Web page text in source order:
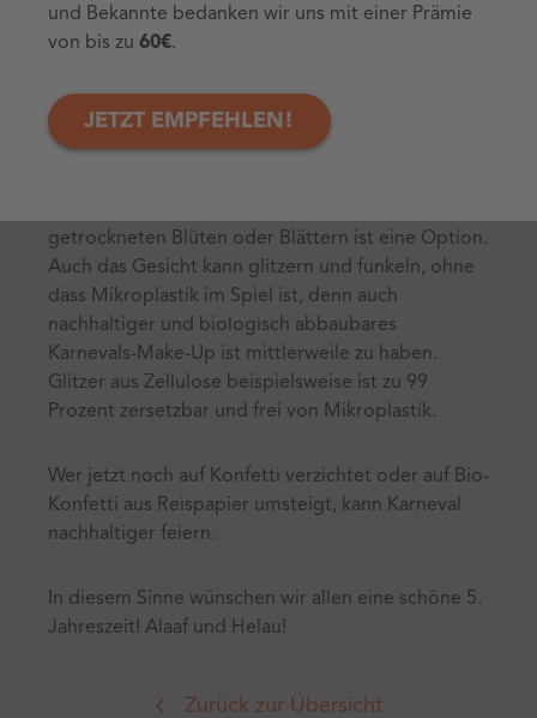
Pfandbecher gibt es schon.
Auch in punkto Konfetti gibt es Alternativen zur
Müllvermeidung, zum Beispiel als Saatgutkonfetti.
Es ist bunt, kompostierbar und enthält im Idealfall
getrockneten Blüten oder Blättern ist eine Option.
Auch das Gesicht kann glitzern und funkeln, ohne
dass Mikroplastik im Spiel ist, denn auch
nachhaltiger und biologisch abbaubares
Karnevals-Make-Up ist mittlerweile zu haben.
Glitzer aus Zellulose beispielsweise ist zu 99
Prozent zersetzbar und frei von Mikroplastik.
Wer jetzt noch auf Konfetti verzichtet oder auf Bio-
Konfetti aus Reispapier umsteigt, kann Karneval
nachhaltiger feiern.
In diesem Sinne wünschen wir allen eine schöne 5.
Jahreszeit! Alaaf und Helau!
Zurück zur Übersicht
und Bekannte bedanken wir uns mit einer Prämie
von bis zu 60€.
JETZT EMPFEHLEN!